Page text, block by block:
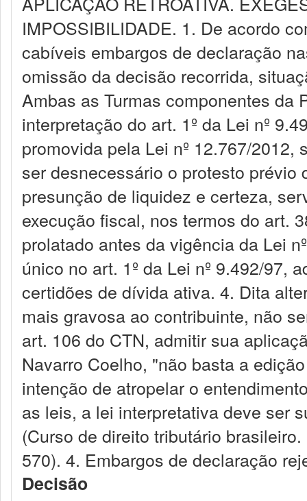
IMPOSSIBILIDADE. 1. De acordo
cabíveis embargos de declaração
omissão da decisão recorrida,
Ambas as Turmas componentes da
interpretação do art. 1º da Lei nº
promovida pela Lei nº 12.767/
ser desnecessário o protesto
presunção de liquidez e certeza,
execução fiscal, nos termos do art.
prolatado antes da vigência da Lei
único no art. 1º da Lei nº 9.492/97,
certidões de dívida ativa. 4. Dita
mais gravosa ao contribuinte, não
art. 106 do CTN, admitir sua
Navarro Coelho, "não basta a
intenção de atropelar o
as leis, a lei interpretativa deve ser
(Curso de direito tributário
570). 4. Embargos de declaração
Decisão